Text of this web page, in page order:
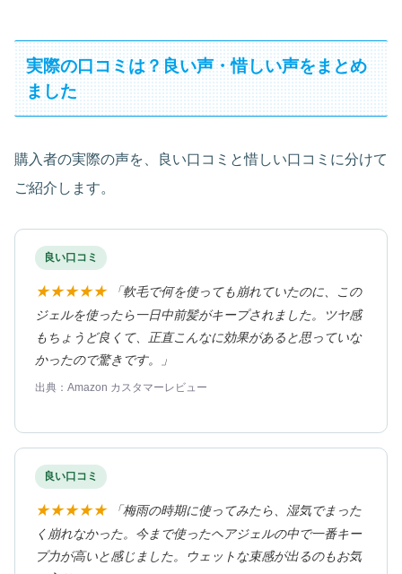
実際の口コミは？良い声・惜しい声をまとめ
ました
購入者の実際の声を、良い口コミと惜しい口コミに分けて
ご紹介します。
良い口コミ
★★★★★
「軟毛で何を使っても崩れていたのに、この
ジェルを使ったら一日中前髪がキープされました。ツヤ感
もちょうど良くて、正直こんなに効果があると思っていな
かったので驚きです。」
出典：Amazon カスタマーレビュー
良い口コミ
★★★★★
「梅雨の時期に使ってみたら、湿気でまった
く崩れなかった。今まで使ったヘアジェルの中で一番キー
プ力が高いと感じました。ウェットな束感が出るのもお気